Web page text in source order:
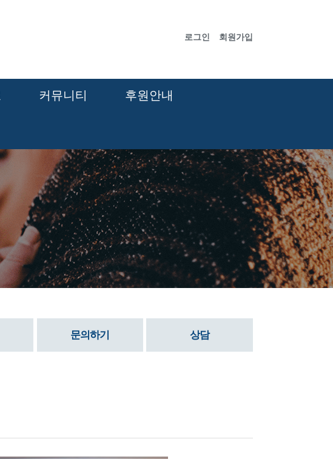
로그인 회원가입
커뮤니티 후원안내
문의하기 상담